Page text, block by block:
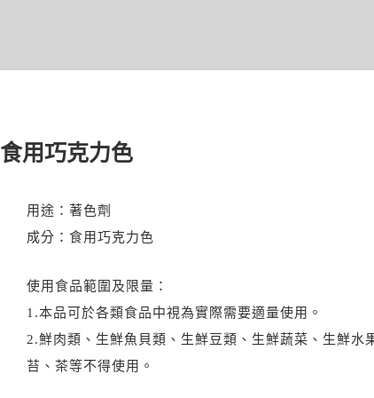
食用巧克力色
用途：著色劑
成分：食用巧克力色
使用食品範圍及限量：
1.本品可於各類食品中視為實際需要適量使用。
2.鮮肉類、生鮮魚貝類、生鮮豆類、生鮮蔬菜、生鮮水
苔、茶等不得使用。